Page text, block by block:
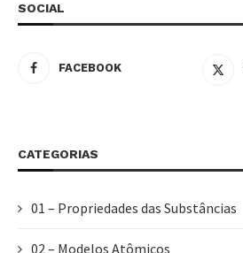
SOCIAL
FACEBOOK
CATEGORIAS
01 – Propriedades das Substâncias
02 – Modelos Atômicos